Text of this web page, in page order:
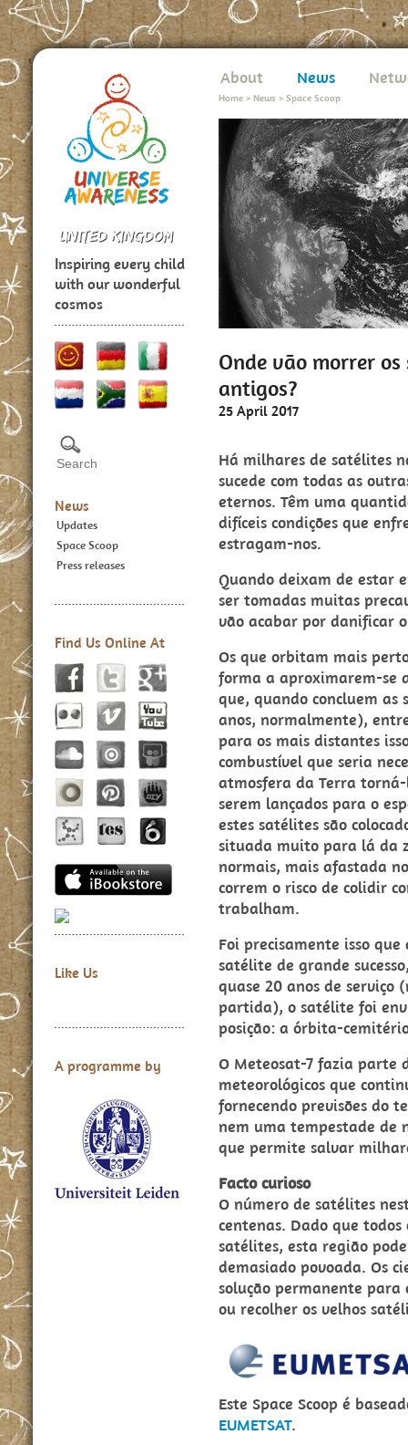
Inspiring every child
with our wonderful
cosmos
News
Updates
Space Scoop
Press releases
Find Us Online At
Like Us
A programme by
About News
Home > News > Space Scoop
Onde vão morrer
antigos?
25 April 2017
Há milhares de satélites
sucede com todas as
eternos. Têm uma
difíceis condições que
estragam-nos.
Quando deixam de estar
ser tomadas muitas
vão acabar por danificar
Os que orbitam mais
forma a aproximarem-se
que, quando concluem as
anos, normalmente),
para os mais distantes
combustível que seria
atmosfera da Terra
serem lançados para o
estes satélites são
situada muito para lá da
normais, mais afastada
correm o risco de colidir
trabalham.
Foi precisamente isso
satélite de grande
quase 20 anos de serviço
partida), o satélite foi
posição: a órbita-
O Meteosat-7 fazia parte
meteorológicos que
fornecendo previsões do
nem uma tempestade de
que permite salvar
Facto curioso
O número de satélites
centenas. Dado que todos
satélites, esta região
demasiado povoada. Os
solução permanente
ou recolher os velhos
Este Space Scoop é
EUMETSAT.